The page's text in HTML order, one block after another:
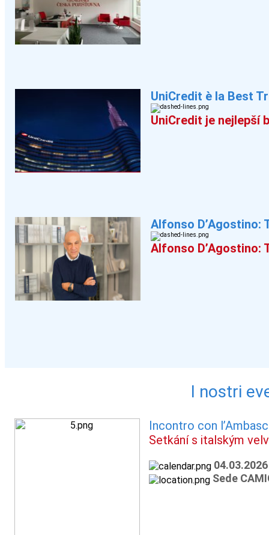
UniCredit è la Best
UniCredit je nejlepší
Alfonso D’Agostino:
Alfonso D’Agostino:
I nostri
Incontro con
Setkání s italským
04.03.2026
Sede